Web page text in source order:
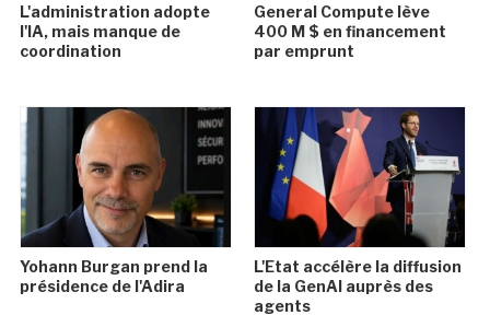
L'administration adopte
l'IA, mais manque de
coordination
General Compute lève
400 M $ en financement
par emprunt
Yohann Burgan prend la
présidence de l'Adira
L'Etat accélère la diffusion
de la GenAI auprès des
agents